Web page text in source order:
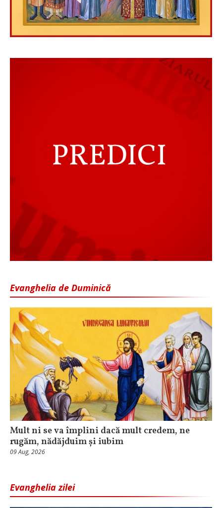
Evanghelia de Duminică
Mult ni se va împlini dacă mult credem, ne
rugăm, nădăjduim și iubim
09 Aug, 2026
Evanghelia zilei